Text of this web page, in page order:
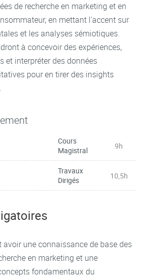
de recherche en marketing et en
en mettant l'accent sur
et les analyses sémiotiques.
à concevoir des expériences,
et interpréter des données
pour en tirer des insights
Cours
Magistral
9h
Travaux
Dirigés
10,5h
une connaissance de base des
en marketing et une
fondamentaux du